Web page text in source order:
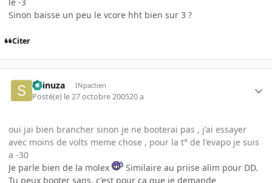
Sinon baisse un peu le vcore hht bien sur 3 ?
Citer
Shinuza INpactien
Posté(e) le 27 octobre 200520 a
oui jai bien brancher sinon je ne booterai pas , j'ai essayer
avec moins de volts meme chose , pour la t° de l'evapo je suis
a -30
Je parle bien de la molex
Similaire au priise alim pour DD.
Tu peux booter sans, c'est pour ça que je demande